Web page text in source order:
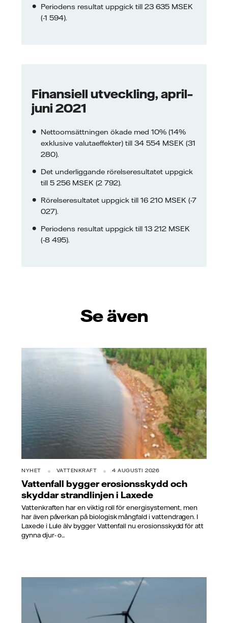
Periodens resultat uppgick till 23 635 MSEK
(-1 594).
Finansiell utveckling, april–
juni 2021
Nettoomsättningen ökade med 10% (14%
exklusive valutaeffekter) till 34 554 MSEK (31
280).
Det underliggande rörelseresultatet uppgick
till 5 256 MSEK (2 792).
Rörelseresultatet uppgick till 16 210 MSEK (-7
027).
Periodens resultat uppgick till 13 212 MSEK
(-8 495).
Se även
NYHET VATTENKRAFT 4 AUGUSTI 2026
Vattenfall bygger erosionsskydd och
skyddar strandlinjen i Laxede
Vattenkraften har en viktig roll för energisystement, men
har även påverkan på biologisk mångfald i vattendragen. I
Laxede i Lule älv bygger Vattenfall nu erosionsskydd för att
gynna djur- o...